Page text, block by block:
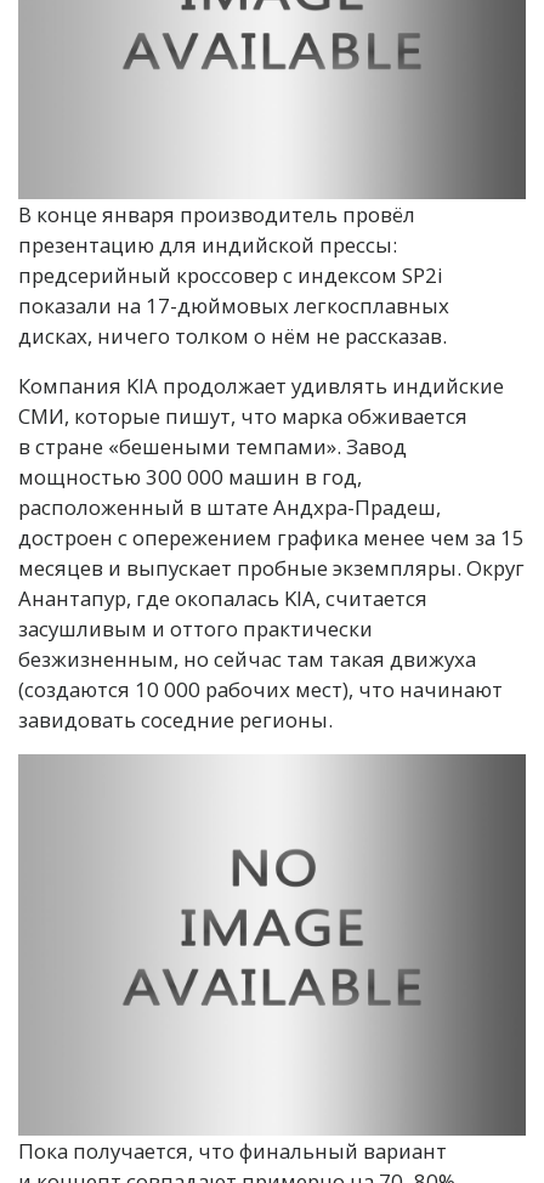
В конце января производитель провёл
презентацию для индийской прессы:
предсерийный кроссовер с индексом SP2i
показали на 17-дюймовых легкосплавных
дисках, ничего толком о нём не рассказав.
Компания KIA продолжает удивлять индийские
СМИ, которые пишут, что марка обживается
в стране «бешеными темпами». Завод
мощностью 300 000 машин в год,
расположенный в штате Андхра-Прадеш,
достроен с опережением графика менее чем за 15
месяцев и выпускает пробные экземпляры. Округ
Анантапур, где окопалась KIA, считается
засушливым и оттого практически
безжизненным, но сейчас там такая движуха
(создаются 10 000 рабочих мест), что начинают
завидовать соседние регионы.
Пока получается, что финальный вариант